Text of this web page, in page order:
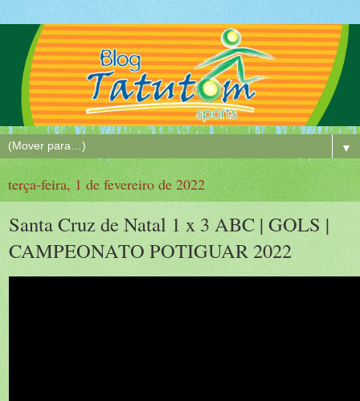
▼
terça-feira, 1 de fevereiro de 2022
Santa Cruz de Natal 1 x 3 ABC | GOLS |
CAMPEONATO POTIGUAR 2022